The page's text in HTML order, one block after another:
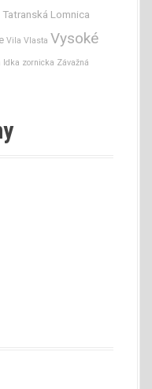
Tatranská Lomnica
Vila Vlasta Vysoké
Idka zornicka Závažná